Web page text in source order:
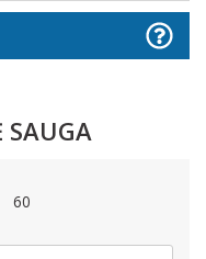
SAUGA
60